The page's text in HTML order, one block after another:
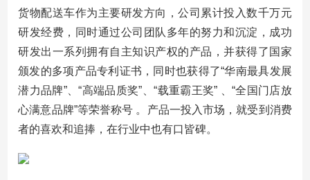
货物配送车作为主要研发方向，公司累计投入数千万元
研发经费，同时通过公司团队多年的努力和沉淀，成功
研发出一系列拥有自主知识产权的产品，并获得了国家
颁发的多项产品专利证书，同时也获得了“华南最具发展
潜力品牌”、“高端品质奖”、“载重霸王奖” 、“全国门店放
心满意品牌”等荣誉称号 。产品一投入市场，就受到消费
者的喜欢和追捧，在行业中也有口皆碑。